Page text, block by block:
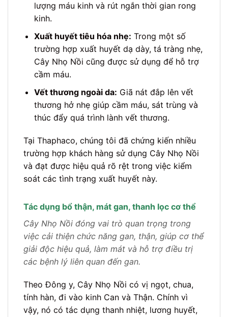
lượng máu kinh và rút ngắn thời gian rong
kinh.
Xuất huyết tiêu hóa nhẹ: Trong một số
trường hợp xuất huyết dạ dày, tá tràng nhẹ,
Cây Nhọ Nồi cũng được sử dụng để hỗ trợ
cầm máu.
Vết thương ngoài da: Giã nát đắp lên vết
thương hở nhẹ giúp cầm máu, sát trùng và
thúc đẩy quá trình lành vết thương.
Tại Thaphaco, chúng tôi đã chứng kiến nhiều
trường hợp khách hàng sử dụng Cây Nhọ Nồi
và đạt được hiệu quả rõ rệt trong việc kiểm
soát các tình trạng xuất huyết này.
Tác dụng bổ thận, mát gan, thanh lọc cơ thể
Cây Nhọ Nồi đóng vai trò quan trọng trong
việc cải thiện chức năng gan, thận, giúp cơ thể
giải độc hiệu quả, làm mát và hỗ trợ điều trị
các bệnh lý liên quan đến gan.
Theo Đông y, Cây Nhọ Nồi có vị ngọt, chua,
tính hàn, đi vào kinh Can và Thận. Chính vì
vậy, nó có tác dụng thanh nhiệt, lương huyết,